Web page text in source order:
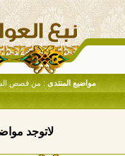
مواضيع المنتدى : من قصص
لاتوجد